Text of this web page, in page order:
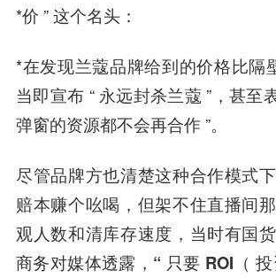
*价 ” 这个名头：
*在发现兰蔻品牌给到的价格比隔
当即宣布 “ 永远封杀兰蔻 ”，甚至
弹窗的资源都不会再合作 ”。
尽管品牌方也清楚这种合作模式
赔本赚个吆喝，但架不住直播间
观人数和清库存速度，当时有国
商务对媒体透露， “ 只要 ROI（